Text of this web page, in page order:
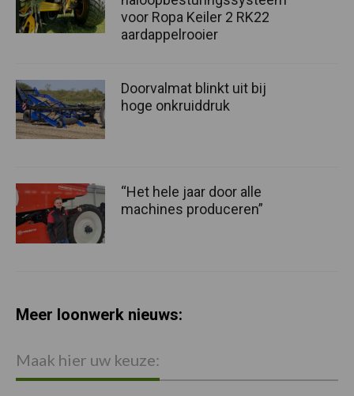
voor Ropa Keiler 2 RK22
aardappelrooier
Doorvalmat blinkt uit bij
hoge onkruiddruk
“Het hele jaar door alle
machines produceren”
Meer loonwerk nieuws:
Maak hier uw keuze: